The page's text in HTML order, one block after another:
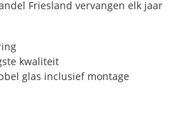
Friesland vervangen elk jaar
kwaliteit
glas inclusief montage